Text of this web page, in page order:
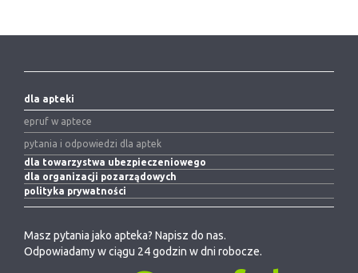
dla apteki
epruf w aptece
pytania i odpowiedzi dla aptek
dla towarzystwa ubezpieczeniowego
dla organizacji pozarządowych
polityka prywatności
Masz pytania jako apteka? Napisz do nas.
Odpowiadamy w ciągu 24 godzin w dni robocze.